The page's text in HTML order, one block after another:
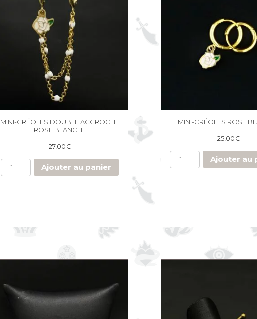
MINI-CRÉOLES DOUBLE ACCROCHE
ROSE BLANCHE
27,00€
Ajouter au panier
MINI-CRÉOLES ROSE
25,00€
Ajouter au